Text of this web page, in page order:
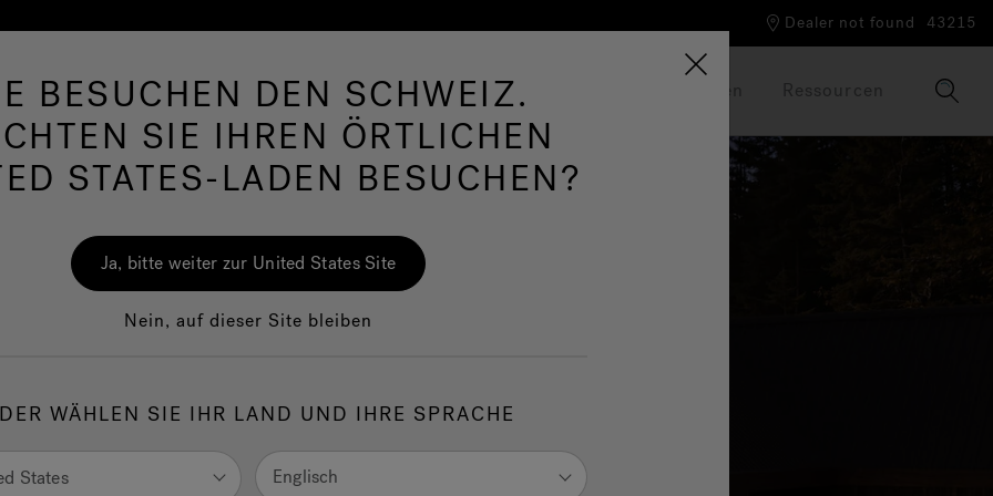
Dealer not found 43215
Swim Spas Bad Wellness Jacuzzi®-Welt Broschüren Ressourcen
die
die
Profisportler
BESUCHEN DEN SCHWEIZ.
SIE IHREN ÖRTLICHEN
STATES-LADEN BESUCHEN?
Ja, bitte weiter zur United States Site
Nein, auf dieser Site bleiben
WÄHLEN SIE IHR LAND UND IHRE SPRACHE
States Englisch